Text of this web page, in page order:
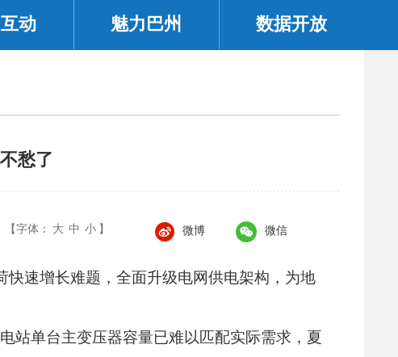
动 魅力巴州 数据开放
愁了
【字体： 大 中 小 】 微博 微信
快速增长难题，全面升级电网供电架构， 为地
站单台主变压器容量已难以匹配实际需求， 夏